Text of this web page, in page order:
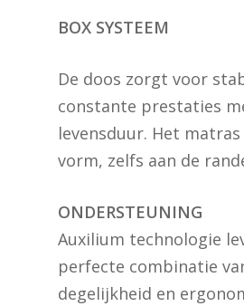
BOX SYSTEEM
De doos zorgt voor
constante prestaties
levensduur. Het
vorm, zelfs aan de
ONDERSTEUNING
Auxilium technologie
perfecte combinatie
degelijkheid en